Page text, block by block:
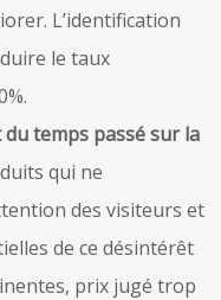
L’identification
le taux
temps passé sur la
qui ne
des visiteurs et
de ce désintérêt
prix jugé trop